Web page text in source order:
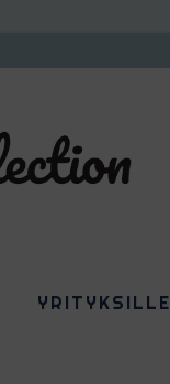
YRITYKSILLE